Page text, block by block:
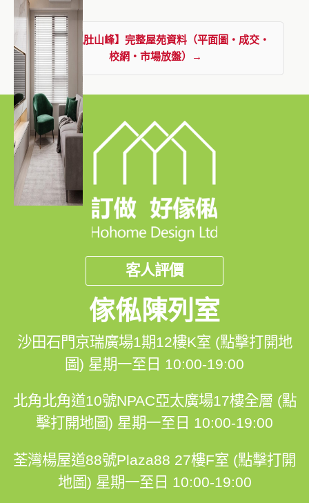
查看【九肚山峰】完整屋苑資料（平面圖・成交・
校網・市場放盤）→
客人評價
傢俬陳列室
沙田石門京瑞廣場1期12樓K室 (點擊打開地
圖) 星期一至日 10:00-19:00
北角北角道10號NPAC亞太廣場17樓全層 (點
擊打開地圖) 星期一至日 10:00-19:00
荃灣楊屋道88號Plaza88 27樓F室 (點擊打開
地圖) 星期一至日 10:00-19:00